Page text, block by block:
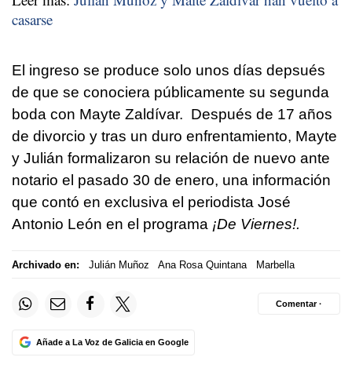
casarse
El ingreso se produce solo unos días depsués
de que se conociera públicamente su segunda
boda con Mayte Zaldívar. Después de 17 años
de divorcio y tras un duro enfrentamiento, Mayte
y Julián formalizaron su relación de nuevo ante
notario el pasado 30 de enero, una información
que contó en exclusiva el periodista José
Antonio León en el programa ¡De Viernes!.
Archivado en: Julián Muñoz Ana Rosa Quintana Marbella
Añade a La Voz de Galicia en Google
Comentar ·